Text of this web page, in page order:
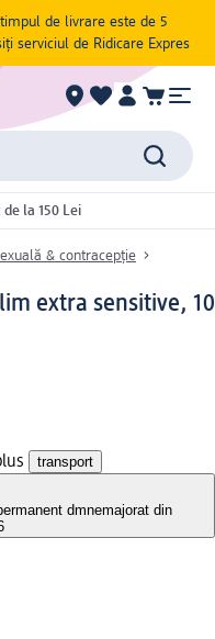
de livrare este de 5
serviciul de Ridicare Expres
la 150 Lei
& contracepție
extra sensitive, 10
transport
dmnemajorat din